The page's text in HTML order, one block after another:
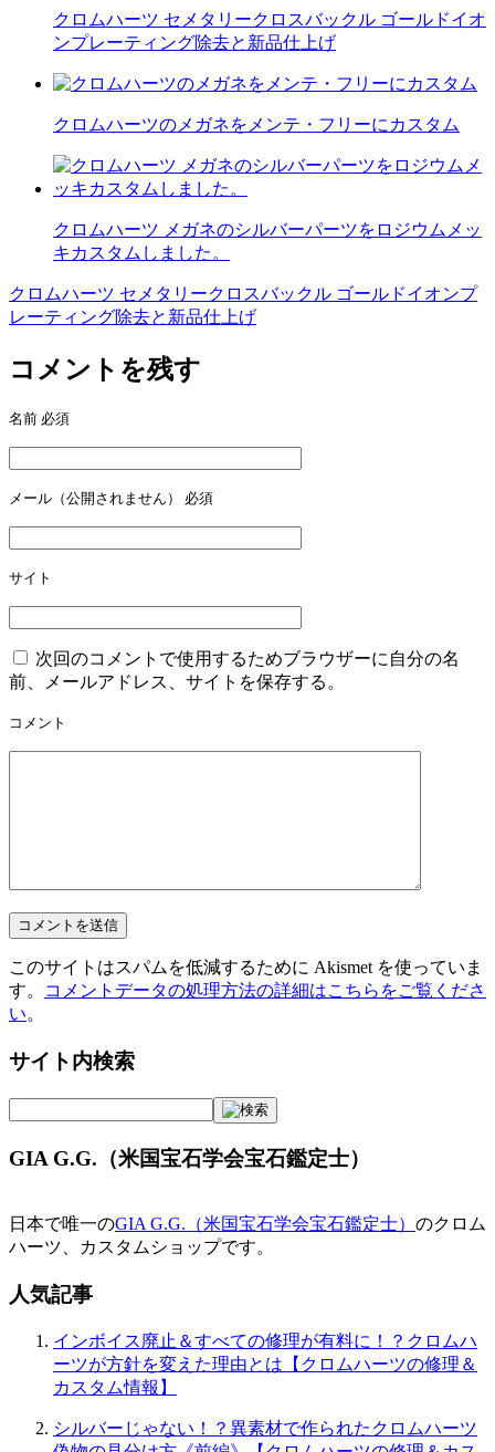
クロムハーツ セメタリークロスバックル ゴールドイオ
ンプレーティング除去と新品仕上げ
クロムハーツのメガネをメンテ・フリーにカスタム
クロムハーツ メガネのシルバーパーツをロジウムメッ
キカスタムしました。
投
稿
ナ
ビ
ゲ
ー
シ
ョ
ン
クロムハーツ セメタリークロスバックル ゴールドイオンプ
レーティング除去と新品仕上げ
コメントを残す
名前 必須
メール（公開されません） 必須
サイト
次回のコメントで使用するためブラウザーに自分の名
前、メールアドレス、サイトを保存する。
コメント
このサイトはスパムを低減するために Akismet を使っていま
す。
コメントデータの処理方法の詳細はこちらをご覧くださ
い。
サイト内検索
GIA G.G.（米国宝石学会宝石鑑定士）
日本で唯一のGIA G.G.（米国宝石学会宝石鑑定士） のクロム
ハーツ、カスタムショップです。
人気記事
インボイス廃止＆すべての修理が有料に！？クロムハ
ーツが方針を変えた理由とは【クロムハーツの修理＆
カスタム情報】
シルバーじゃない！？異素材で作られたクロムハーツ